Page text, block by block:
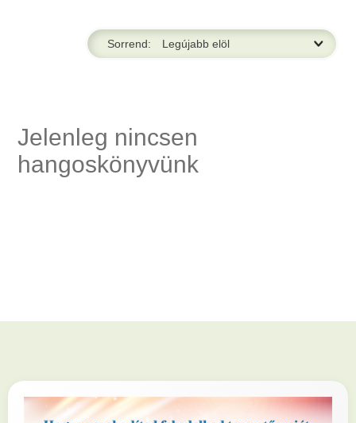
Sorrend:
Jelenleg nincsen
hangoskönyvünk